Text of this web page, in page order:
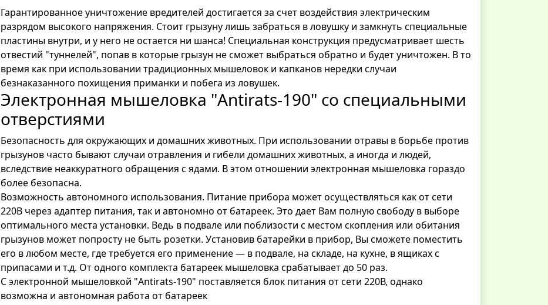
Гарантированное уничтожение вредителей достигается за счет воздействия электрическим
разрядом высокого напряжения. Стоит грызуну лишь забраться в ловушку и замкнуть специальные
пластины внутри, и у него не остается ни шанса! Специальная конструкция предусматривает шесть
отвестий "туннелей", попав в которые грызун не сможет выбраться обратно и будет уничтожен. В то
время как при использовании традиционных мышеловок и капканов нередки случаи
безнаказанного похищения приманки и побега из ловушек.
Электронная мышеловка "Antirats-190" со специальными
отверстиями
Безопасность для окружающих и домашних животных. При использовании отравы в борьбе против
грызунов часто бывают случаи отравления и гибели домашних животных, а иногда и людей,
вследствие неаккуратного обращения с ядами. В этом отношении электронная мышеловка гораздо
более безопасна.
Возможность автономного использования. Питание прибора может осуществляться как от сети
220В через адаптер питания, так и автономно от батареек. Это дает Вам полную свободу в выборе
оптимального места установки. Ведь в подвале или поблизости с местом скопления или обитания
грызунов может попросту не быть розетки. Установив батарейки в прибор, Вы сможете поместить
его в любом месте, где требуется его применение — в подвале, на складе, на кухне, в ящиках с
припасами и т.д. От одного комплекта батареек мышеловка срабатывает до 50 раз.
С электронной мышеловкой "Antirats-190" поставляется блок питания от сети 220В, однако
возможна и автономная работа от батареек